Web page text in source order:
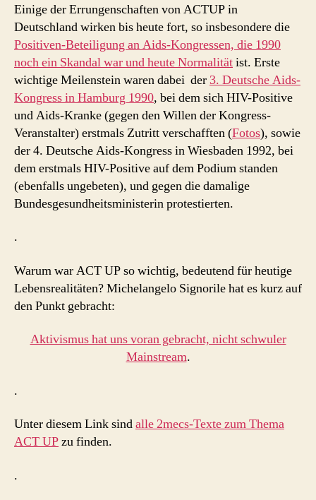
Einige der Errungenschaften von ACTUP in
Deutschland wirken bis heute fort, so insbesondere die
Positiven-Beteiligung an Aids-Kongressen, die 1990
noch ein Skandal war und heute Normalitätist. Erste
wichtige Meilenstein waren dabei der3. Deutsche Aids-
Kongress in Hamburg 1990, bei dem sich HIV-Positive
und Aids-Kranke (gegen den Willen der Kongress-
Veranstalter) erstmals Zutritt verschafften (Fotos), sowie
der 4. Deutsche Aids-Kongress in Wiesbaden 1992, bei
dem erstmals HIV-Positive auf dem Podium standen
(ebenfalls ungebeten), und gegen die damalige
Bundesgesundheitsministerin protestierten.
.
Warum war ACT UP so wichtig, bedeutend für heutige
Lebensrealitäten? Michelangelo Signorile hat es kurz auf
den Punkt gebracht:
Aktivismus hat uns voran gebracht, nicht schwuler
Mainstream.
.
Unter diesem Link sindalle 2mecs-Texte zum Thema
ACT UPzu finden.
.